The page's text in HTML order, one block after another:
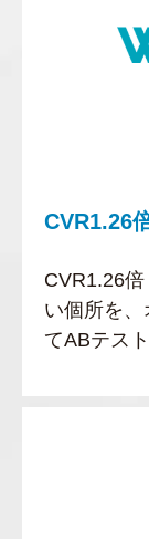
CVR1.26
CVR1.26
い個所を
てABテス